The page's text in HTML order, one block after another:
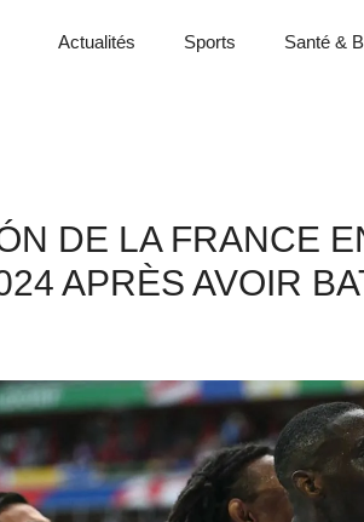
Actualités Sports Santé &
DE LA FRANCE
APRÈS AVOIR